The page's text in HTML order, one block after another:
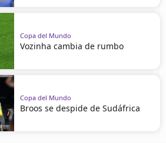
Copa del Mundo
Vozinha cambia de rumbo
Copa del Mundo
Broos se despide de Sudáfrica